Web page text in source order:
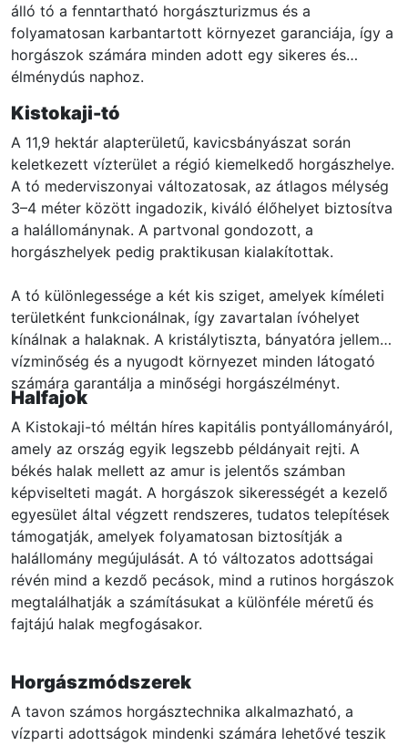
álló tó a fenntartható horgászturizmus és a
folyamatosan karbantartott környezet garanciája, így a
horgászok számára minden adott egy sikeres és
élménydús naphoz.
Kistokaji-tó
A 11,9 hektár alapterületű, kavicsbányászat során
keletkezett vízterület a régió kiemelkedő horgászhelye.
A tó mederviszonyai változatosak, az átlagos mélység
3–4 méter között ingadozik, kiváló élőhelyet biztosítva
a halállománynak. A partvonal gondozott, a
horgászhelyek pedig praktikusan kialakítottak.
A tó különlegessége a két kis sziget, amelyek kíméleti
területként funkcionálnak, így zavartalan ívóhelyet
kínálnak a halaknak. A kristálytiszta, bányatóra jellemző
vízminőség és a nyugodt környezet minden látogató
számára garantálja a minőségi horgászélményt.
Halfajok
A Kistokaji-tó méltán híres kapitális pontyállományáról,
amely az ország egyik legszebb példányait rejti. A
békés halak mellett az amur is jelentős számban
képviselteti magát. A horgászok sikerességét a kezelő
egyesület által végzett rendszeres, tudatos telepítések
támogatják, amelyek folyamatosan biztosítják a
halállomány megújulását. A tó változatos adottságai
révén mind a kezdő pecások, mind a rutinos horgászok
megtalálhatják a számításukat a különféle méretű és
fajtájú halak megfogásakor.
Horgászmódszerek
A tavon számos horgásztechnika alkalmazható, a
vízparti adottságok mindenki számára lehetővé teszik